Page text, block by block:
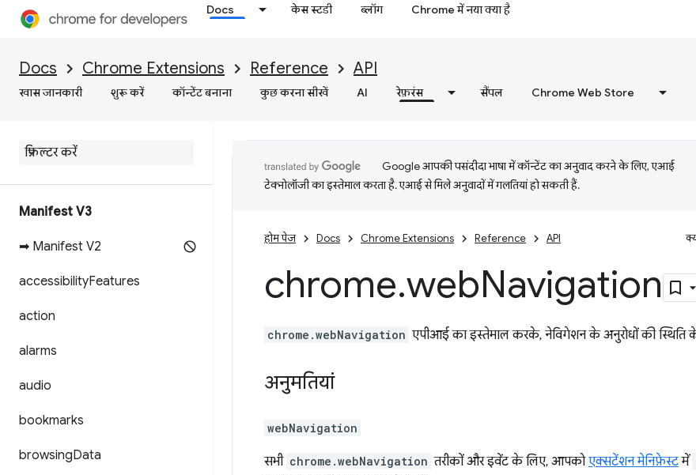
Docs केस स्टडी ब्लॉग Chrome में नया क्या है
Docs Chrome Extensions Reference API
खास जानकारी शुरू करें कॉन्टेंट बनाना कुछ करना सीखें AI रेफ़रंस सैंपल Chrome Web Store
Manifest V3
➡ Manifest V2
accessibilityFeatures
action
alarms
audio
bookmarks
browsingData
Google आपकी पसंदीदा भाषा में कॉन्टेंट का अनुवाद करने के लिए, एआई
टेक्नोलॉजी का इस्तेमाल करता है. एआई से मिले अनुवादों में गलतियां हो सकती हैं.
होम पेज Docs Chrome Extensions Reference API
chrome.webNavigation
chrome.webNavigation एपीआई का इस्तेमाल करके, नेविगेशन के अनुरोधों की स्थिति
अनुमतियां
webNavigation
सभी chrome.webNavigation तरीकों और इवेंट के लिए, आपकोएक्सटेंशन मेनिफ़ेस्टमें